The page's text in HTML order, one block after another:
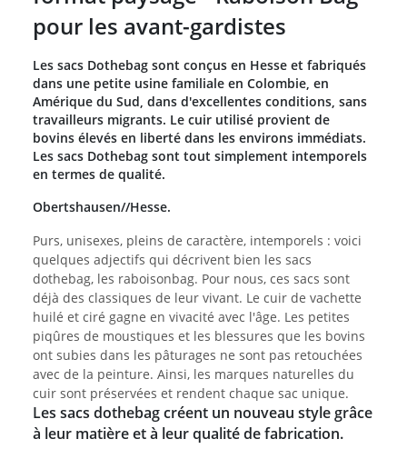
pour les avant-gardistes
Les sacs Dothebag sont conçus en Hesse et fabriqués
dans une petite usine familiale en Colombie, en
Amérique du Sud, dans d'excellentes conditions, sans
travailleurs migrants. Le cuir utilisé provient de
bovins élevés en liberté dans les environs immédiats.
Les sacs Dothebag sont tout simplement intemporels
en termes de qualité.
Obertshausen//Hesse.
Purs, unisexes, pleins de caractère, intemporels : voici
quelques adjectifs qui décrivent bien les sacs
dothebag, les raboisonbag. Pour nous, ces sacs sont
déjà des classiques de leur vivant. Le cuir de vachette
huilé et ciré gagne en vivacité avec l'âge. Les petites
piqûres de moustiques et les blessures que les bovins
ont subies dans les pâturages ne sont pas retouchées
avec de la peinture. Ainsi, les marques naturelles du
cuir sont préservées et rendent chaque sac unique.
Les sacs dothebag créent un nouveau style grâce
à leur matière et à leur qualité de fabrication.